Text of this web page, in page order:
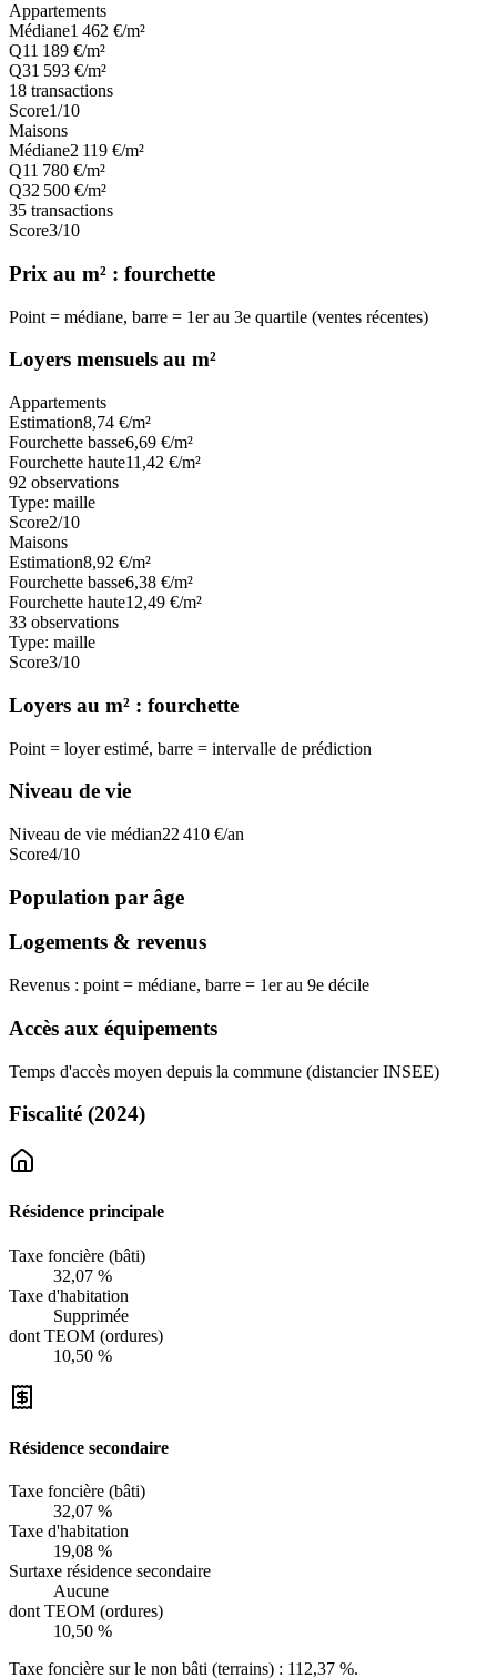
Appartements
Médiane1 462 €/m²
Q11 189 €/m²
Q31 593 €/m²
18 transactions
Score1/10
Maisons
Médiane2 119 €/m²
Q11 780 €/m²
Q32 500 €/m²
35 transactions
Score3/10
Prix au m² : fourchette
Point = médiane, barre = 1er au 3e quartile (ventes récentes)
Loyers mensuels au m²
Appartements
Estimation8,74 €/m²
Fourchette basse6,69 €/m²
Fourchette haute11,42 €/m²
92 observations
Type: maille
Score2/10
Maisons
Estimation8,92 €/m²
Fourchette basse6,38 €/m²
Fourchette haute12,49 €/m²
33 observations
Type: maille
Score3/10
Loyers au m² : fourchette
Point = loyer estimé, barre = intervalle de prédiction
Niveau de vie
Niveau de vie médian22 410 €/an
Score4/10
Population par âge
Logements & revenus
Revenus : point = médiane, barre = 1er au 9e décile
Accès aux équipements
Temps d'accès moyen depuis la commune (distancier INSEE)
Fiscalité (2024)
Résidence principale
Taxe foncière (bâti)
32,07 %
Taxe d'habitation
Supprimée
dont TEOM (ordures)
10,50 %
Résidence secondaire
Taxe foncière (bâti)
32,07 %
Taxe d'habitation
19,08 %
Surtaxe résidence secondaire
Aucune
dont TEOM (ordures)
10,50 %
Taxe foncière sur le non bâti (terrains) : 112,37 %.